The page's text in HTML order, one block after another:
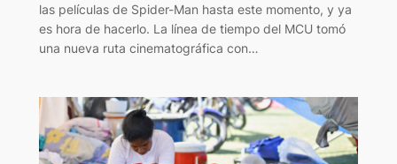
las películas de Spider-Man hasta este momento, y ya
es hora de hacerlo. La línea de tiempo del MCU tomó
una nueva ruta cinematográfica con…